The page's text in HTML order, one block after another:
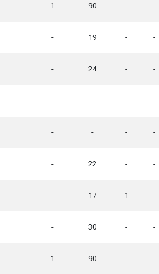
1 90 - -
- 19 - -
- 24 - -
- - - -
- - - -
- 22 - -
- 17 1 -
- 30 - -
1 90 - -